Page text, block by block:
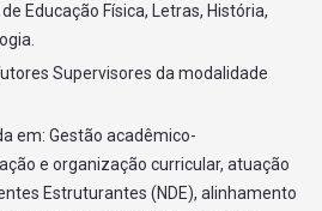
Integrador em Educação Física IV
Integrador em Educação Física V
Educação Física, Letras, História,
Supervisores da modalidade
em: Gestão acadêmico-
e organização curricular, atuação
Estruturantes (NDE), alinhamento